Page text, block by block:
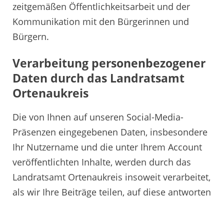
zeitgemäßen Öffentlichkeitsarbeit und der
Kommunikation mit den Bürgerinnen und
Bürgern.
Verarbeitung personenbezogener
Daten durch das Landratsamt
Ortenaukreis
Die von Ihnen auf unseren Social-Media-
Präsenzen eingegebenen Daten, insbesondere
Ihr Nutzername und die unter Ihrem Account
veröffentlichten Inhalte, werden durch das
Landratsamt Ortenaukreis insoweit verarbeitet,
als wir Ihre Beiträge teilen, auf diese antworten